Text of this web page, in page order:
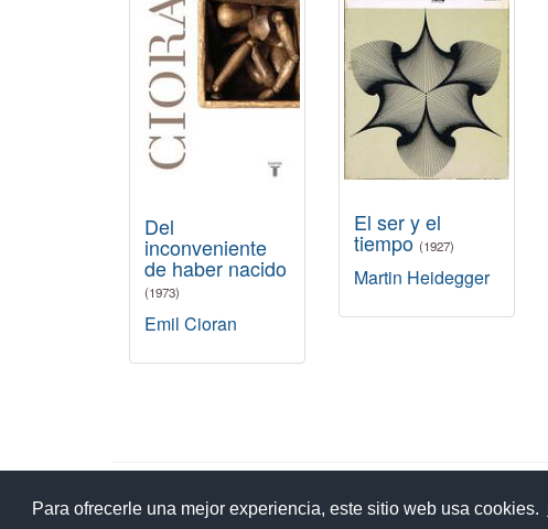
Para ofrecerle una mejor experiencia, este sitio web usa cookies.
Del
inconveniente
de haber nacido
(1973)
Emil Cioran
El ser y el
tiempo(1927)
Martin Heidegger
Ayuda